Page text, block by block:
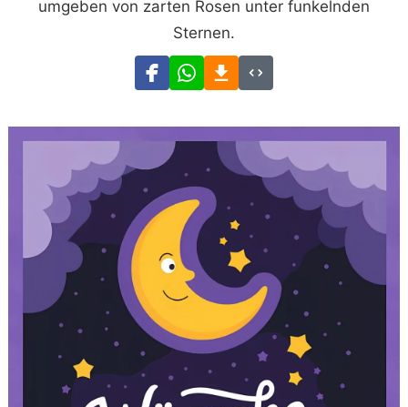
umgeben von zarten Rosen unter funkelnden
Sternen.